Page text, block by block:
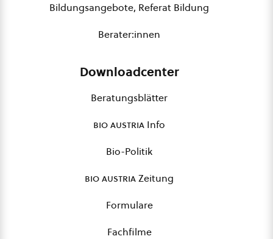
Bildungsangebote, Referat Bildung
Berater:innen
Downloadcenter
Beratungsblätter
bio austria Info
Bio-Politik
bio austriaZeitung
Formulare
Fachfilme